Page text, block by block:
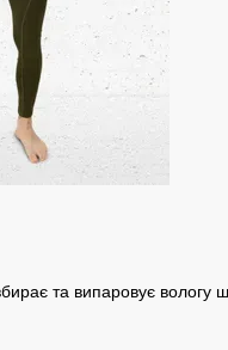
та випаровує вологу